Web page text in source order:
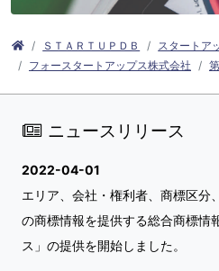
ＳＴＡＲＴＵＰＤＢ
スタートア
フォースタートアップス株式会社
ニュースリリース
2022-04-01
エリア、会社・権利者、商標区分
の商標情報を提供する総合商標情
ス」の提供を開始しました。